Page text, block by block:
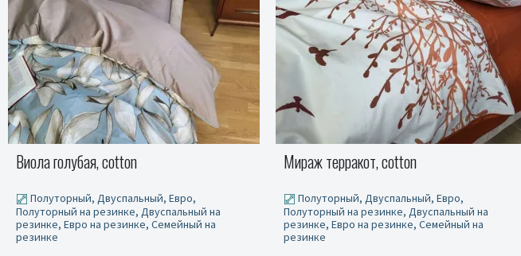
Мираж терракот, cotton
Полуторный, Двуспальный, Евро,
Полуторный на резинке, Двуспальный на
резинке, Евро на резинке, Семейный на
резинке
Постельное белье Мрійниця cotton
Полуторный, Двуспальный, Евро,
Полуторный на резинке, Двуспальный на
резинке, Евро на резинке, Семейный на
резинке